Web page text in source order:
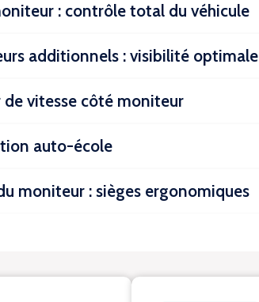
: contrôle total du véhicule
additionnels : visibilité optimale
vitesse côté moniteur
auto-école
moniteur : sièges ergonomiques